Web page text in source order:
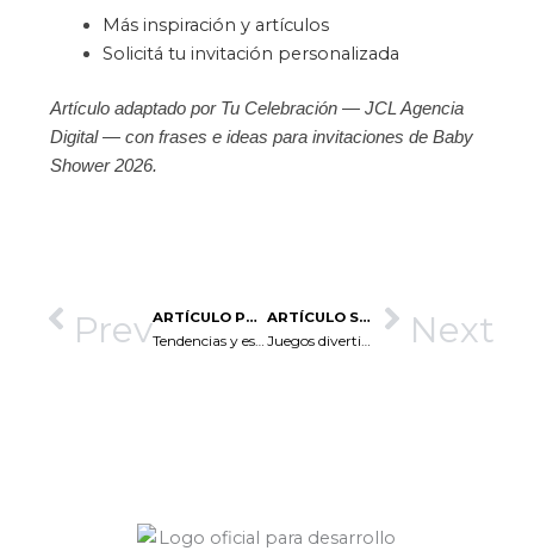
Más inspiración y artículos
Solicitá tu invitación personalizada
Artículo adaptado por Tu Celebración — JCL Agencia
Digital — con frases e ideas para invitaciones de Baby
Shower 2026.
Prev ARTÍCULO PREVIO
Tendencias y estilos en invitaciones de Baby Shower 2026
ARTÍCULO SIGUIENTE
Juegos divertidos para Baby Shower 2026 | Ideas fáciles Next